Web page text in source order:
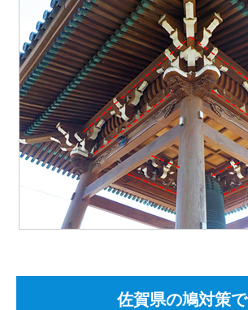
佐賀県の鳩対策で